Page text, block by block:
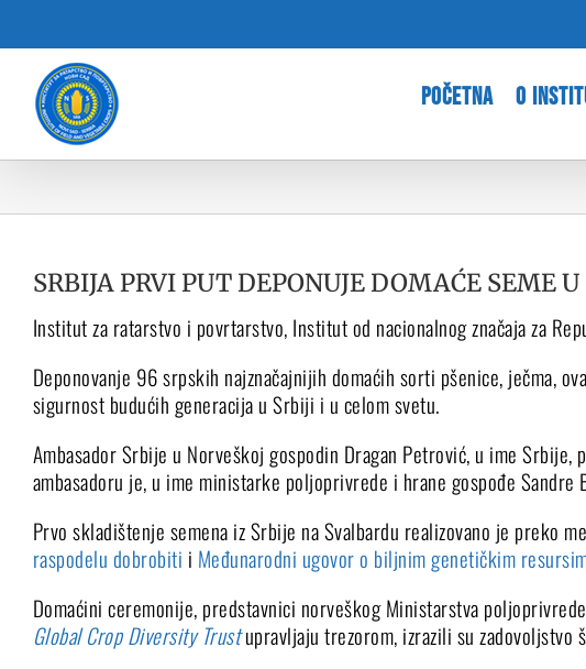
content
POČETNA O
SRBIJA PRVI PUT DEPONUJE DOMAĆE SEME
Institut za ratarstvo i povrtarstvo, Institut od nacionalnog značaja za
Deponovanje 96 srpskih najznačajnijih domaćih sorti pšenice, ječma,
sigurnost budućih generacija u Srbiji i u celom svetu.
Ambasador Srbije u Norveškoj gospodin Dragan Petrović, u ime
ambasadoru je, u ime ministarke poljoprivrede i hrane gospođe
Prvo skladištenje semena iz Srbije na Svalbardu realizovano je preko
raspodelu dobrobiti i Međunarodni ugovor o biljnim genetičkim
Domaćini ceremonije, predstavnici norveškog Ministarstva
Global Crop Diversity Trustupravljaju trezorom, izrazili su zadovoljstvo